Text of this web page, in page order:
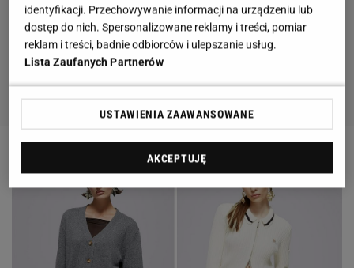
identyfikacji. Przechowywanie informacji na urządzeniu lub
dostęp do nich. Spersonalizowane reklamy i treści, pomiar
reklam i treści, badnie odbiorców i ulepszanie usług.
Lista Zaufanych Partnerów
USTAWIENIA ZAAWANSOWANE
AKCEPTUJĘ